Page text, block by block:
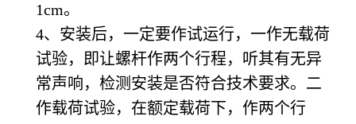
1cm。
4、安装后，一定要作试运行，一作无载荷
试验，即让螺杆作两个行程，听其有无异
常声响，检测安装是否符合技术要求。二
作载荷试验，在额定载荷下，作两个行